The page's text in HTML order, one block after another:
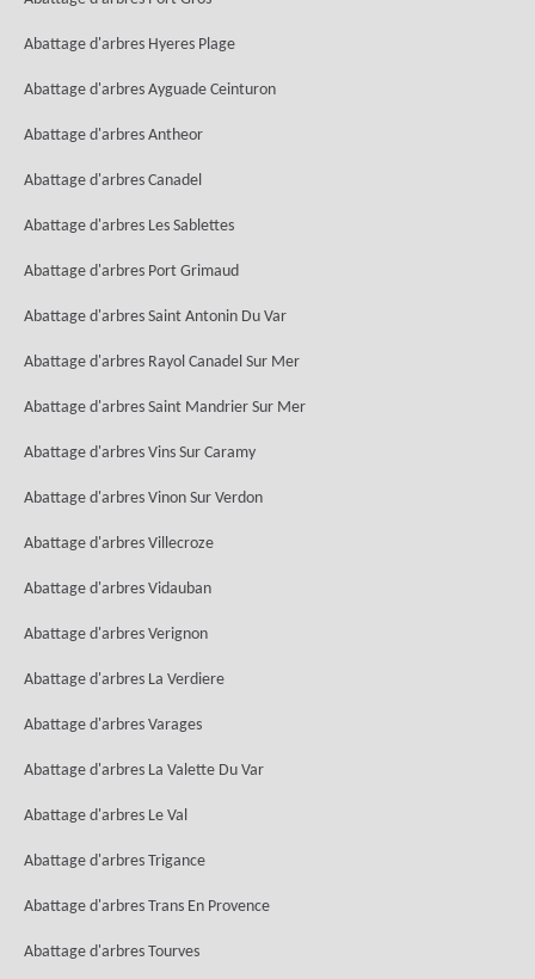
Abattage d'arbres Hyeres Plage
Abattage d'arbres Ayguade Ceinturon
Abattage d'arbres Antheor
Abattage d'arbres Canadel
Abattage d'arbres Les Sablettes
Abattage d'arbres Port Grimaud
Abattage d'arbres Saint Antonin Du Var
Abattage d'arbres Rayol Canadel Sur Mer
Abattage d'arbres Saint Mandrier Sur Mer
Abattage d'arbres Vins Sur Caramy
Abattage d'arbres Vinon Sur Verdon
Abattage d'arbres Villecroze
Abattage d'arbres Vidauban
Abattage d'arbres Verignon
Abattage d'arbres La Verdiere
Abattage d'arbres Varages
Abattage d'arbres La Valette Du Var
Abattage d'arbres Le Val
Abattage d'arbres Trigance
Abattage d'arbres Trans En Provence
Abattage d'arbres Tourves